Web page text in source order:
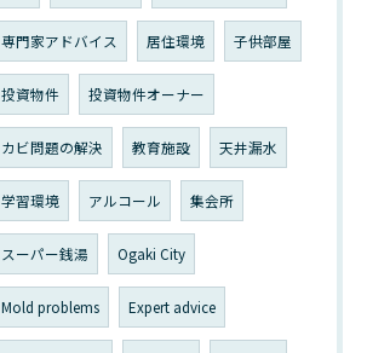
専門家アドバイス 居住環境 子供部屋
投資物件 投資物件オーナー
カビ問題の解決 教育施設 天井漏水
学習環境 アルコール 集会所
スーパー銭湯 Ogaki City
Mold problems Expert advice